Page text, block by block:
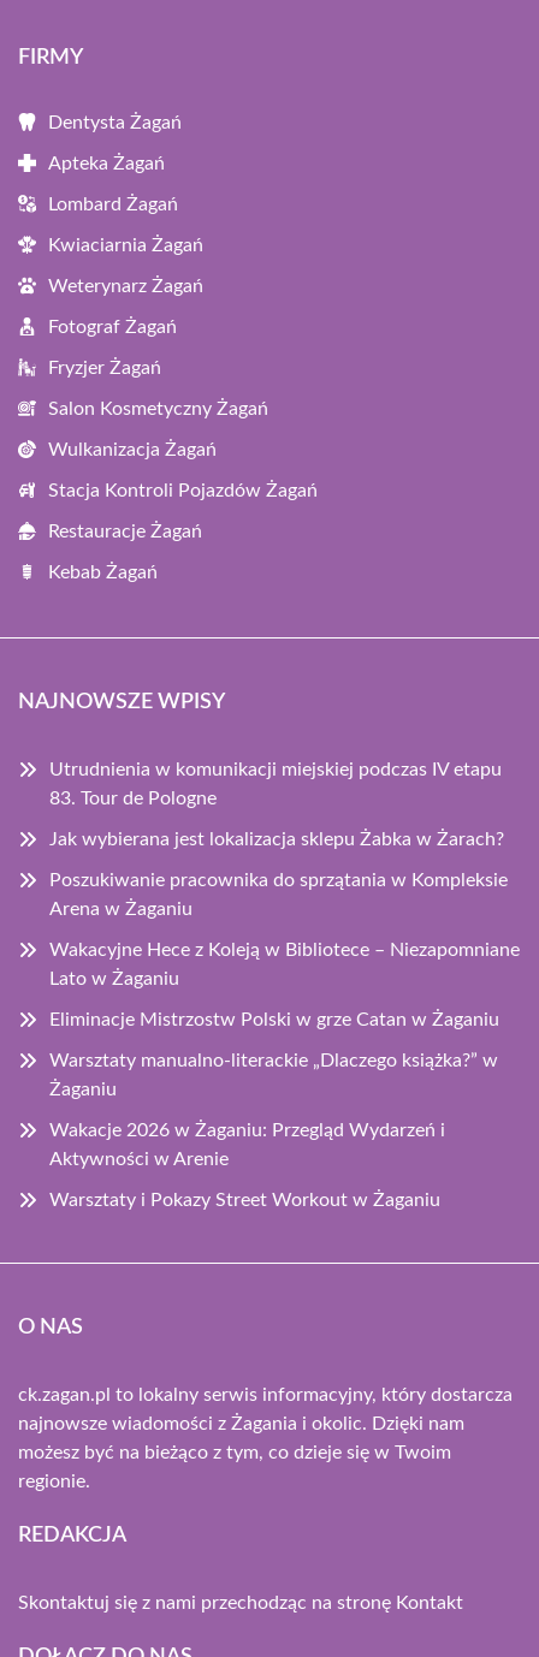
FIRMY
Dentysta Żagań
Apteka Żagań
Lombard Żagań
Kwiaciarnia Żagań
Weterynarz Żagań
Fotograf Żagań
Fryzjer Żagań
Salon Kosmetyczny Żagań
Wulkanizacja Żagań
Stacja Kontroli Pojazdów Żagań
Restauracje Żagań
Kebab Żagań
NAJNOWSZE WPISY
Utrudnienia w komunikacji miejskiej podczas IV etapu
83. Tour de Pologne
Jak wybierana jest lokalizacja sklepu Żabka w Żarach?
Poszukiwanie pracownika do sprzątania w Kompleksie
Arena w Żaganiu
Wakacyjne Hece z Koleją w Bibliotece – Niezapomniane
Lato w Żaganiu
Eliminacje Mistrzostw Polski w grze Catan w Żaganiu
Warsztaty manualno-literackie „Dlaczego książka?” w
Żaganiu
Wakacje 2026 w Żaganiu: Przegląd Wydarzeń i
Aktywności w Arenie
Warsztaty i Pokazy Street Workout w Żaganiu
O NAS
ck.zagan.pl to lokalny serwis informacyjny, który dostarcza
najnowsze wiadomości z Żagania i okolic. Dzięki nam
możesz być na bieżąco z tym, co dzieje się w Twoim
regionie.
REDAKCJA
Skontaktuj się z nami przechodząc na stronę Kontakt